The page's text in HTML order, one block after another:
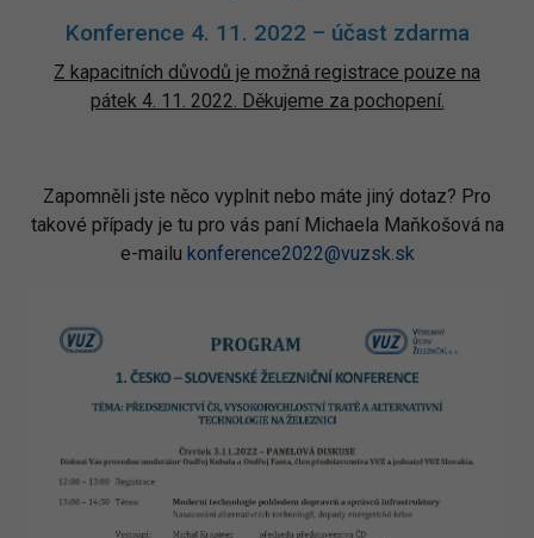
Konference 4. 11. 2022 – účast zdarma
Z kapacitních důvodů je možná registrace pouze na
pátek 4. 11. 2022. Děkujeme za pochopení.
Zapomněli jste něco vyplnit nebo máte jiný dotaz? Pro
takové případy je tu pro vás paní Michaela Maňkošová na
e-mailu konference2022@vuzsk.sk